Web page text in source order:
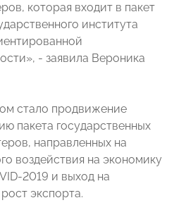
которая входит в пакет
института
- заявила Вероника
стало продвижение
пакета государственных
направленных на
воздействия на экономику
2019 и выход на
экспорта.